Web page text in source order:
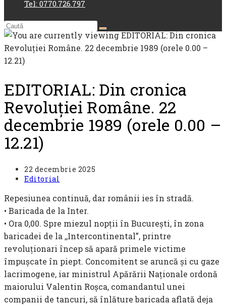
Tel: 0770.726.797
EDITORIAL: Din cronica
Revoluţiei Române. 22
decembrie 1989 (orele 0.00 –
12.21)
Post
published:
22 decembrie 2025
Post
Editorial
Repesiunea continuă, dar românii ies în stradă.
• Baricada de la Inter.
• Ora 0,00. Spre miezul nopţii în Bucureşti, în zona
baricadei de la ,,Intercontinental”, printre
revoluţionari încep să apară primele victime
împuşcate în piept. Concomitent se aruncă şi cu gaze
lacrimogene, iar ministrul Apărării Naţionale ordonă
maiorului Valentin Roşca, co­mandantul unei
companii de tancuri, să înlăture baricada aflată deja